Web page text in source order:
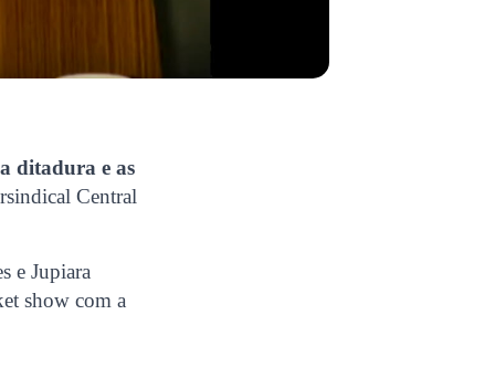
ditadura e as
Central
e Jupiara
show com a